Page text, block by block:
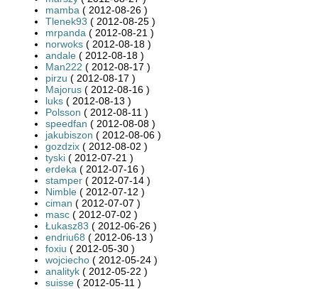
mamba ( 2012-08-26 )
Tlenek93 ( 2012-08-25 )
mrpanda ( 2012-08-21 )
norwoks ( 2012-08-18 )
andale ( 2012-08-18 )
Man222 ( 2012-08-17 )
pirzu ( 2012-08-17 )
Majorus ( 2012-08-16 )
luks ( 2012-08-13 )
Polsson ( 2012-08-11 )
speedfan ( 2012-08-08 )
jakubiszon ( 2012-08-06 )
gozdzix ( 2012-08-02 )
tyski ( 2012-07-21 )
erdeka ( 2012-07-16 )
stamper ( 2012-07-14 )
Nimble ( 2012-07-12 )
ciman ( 2012-07-07 )
masc ( 2012-07-02 )
Łukasz83 ( 2012-06-26 )
endriu68 ( 2012-06-13 )
foxiu ( 2012-05-30 )
wojciecho ( 2012-05-24 )
analityk ( 2012-05-22 )
suisse ( 2012-05-11 )